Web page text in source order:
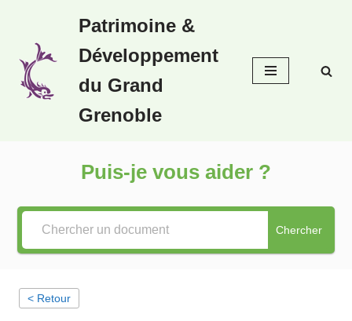
au
contenu
Patrimoine &
Développement
du Grand
Grenoble
Puis-je vous aider ?
Chercher
< Retour